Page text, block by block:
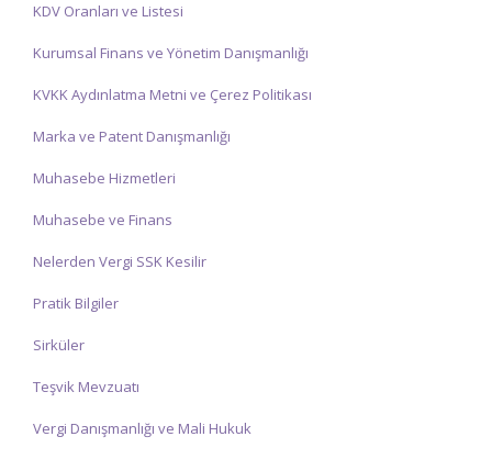
KDV Oranları ve Listesi
Kurumsal Finans ve Yönetim Danışmanlığı
KVKK Aydınlatma Metni ve Çerez Politikası
Marka ve Patent Danışmanlığı
Muhasebe Hizmetleri
Muhasebe ve Finans
Nelerden Vergi SSK Kesilir
Pratik Bilgiler
Sirküler
Teşvik Mevzuatı
Vergi Danışmanlığı ve Mali Hukuk